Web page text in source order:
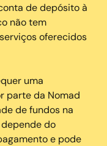
de depósito à
não tem
oferecidos
uma
parte da Nomad
de fundos na
do
e pode